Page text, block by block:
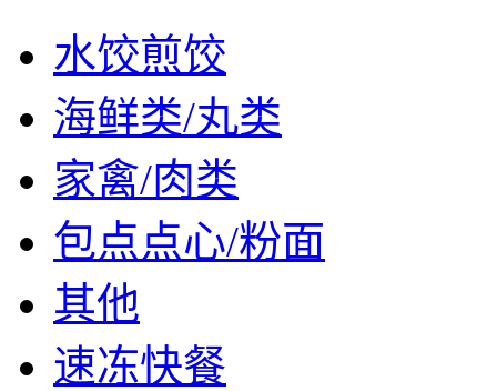
水饺煎饺
海鲜类/丸类
家禽/肉类
包点点心/粉面
其他
速冻快餐